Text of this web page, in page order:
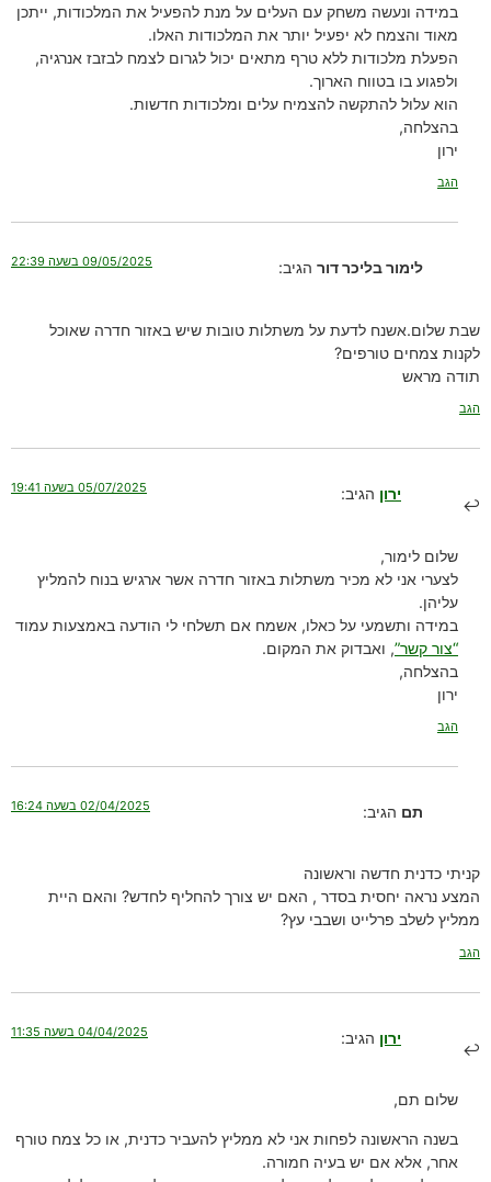
במידה ונעשה משחק עם העלים על מנת להפעיל את המלכודות, ייתכן
מאוד והצמח לא יפעיל יותר את המלכודות האלו.
הפעלת מלכודות ללא טרף מתאים יכול לגרום לצמח לבזבז אנרגיה,
ולפגוע בו בטווח הארוך.
הוא עלול להתקשה להצמיח עלים ומלכודות חדשות.
בהצלחה,
ירון
הגב
לימור בליכר דור הגיב: 09/05/2025 בשעה 22:39
שבת שלום.אשנח לדעת על משתלות טובות שיש באזור חדרה שאוכל
לקנות צמחים טורפים?
תודה מראש
הגב
ירון הגיב: 05/07/2025 בשעה 19:41
שלום לימור,
לצערי אני לא מכיר משתלות באזור חדרה אשר ארגיש בנוח להמליץ
עליהן.
במידה ותשמעי על כאלו, אשמח אם תשלחי לי הודעה באמצעות עמוד
“צור קשר”, ואבדוק את המקום.
בהצלחה,
ירון
הגב
תם הגיב: 02/04/2025 בשעה 16:24
קניתי כדנית חדשה וראשונה
המצע נראה יחסית בסדר , האם יש צורך להחליף לחדש? והאם היית
ממליץ לשלב פרלייט ושבבי עץ?
הגב
ירון הגיב: 04/04/2025 בשעה 11:35
שלום תם,
בשנה הראשונה לפחות אני לא ממליץ להעביר כדנית, או כל צמח טורף
אחר, אלא אם יש בעיה חמורה.